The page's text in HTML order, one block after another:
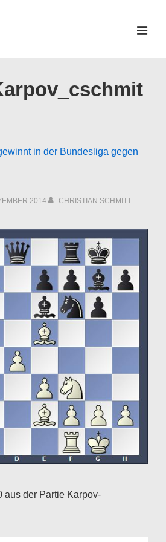
in der Bundesliga gegen
2014
CHRISTIAN SCHMITT
aus der Partie Karpov-